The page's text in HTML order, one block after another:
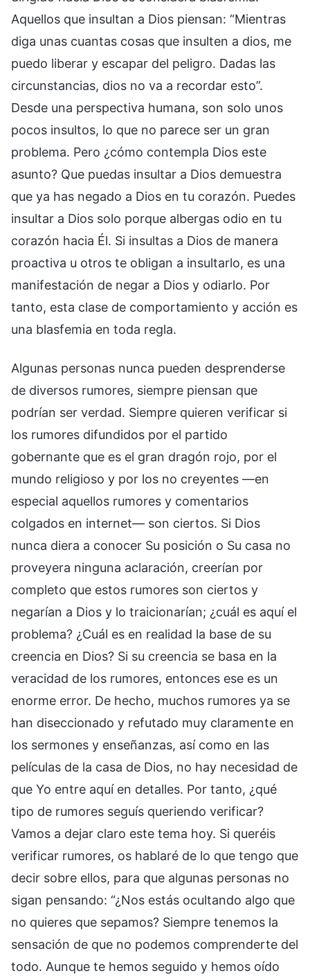
Algunas personas nunca pueden desprenderse
de diversos rumores, siempre piensan que
podrían ser verdad. Siempre quieren verificar si
los rumores difundidos por el partido
gobernante que es el gran dragón rojo, por el
mundo religioso y por los no creyentes —en
especial aquellos rumores y comentarios
colgados en internet— son ciertos. Si Dios
nunca diera a conocer Su posición o Su casa no
proveyera ninguna aclaración, creerían por
completo que estos rumores son ciertos y
negarían a Dios y lo traicionarían; ¿cuál es aquí el
problema? ¿Cuál es en realidad la base de su
creencia en Dios? Si su creencia se basa en la
veracidad de los rumores, entonces ese es un
enorme error. De hecho, muchos rumores ya se
han diseccionado y refutado muy claramente en
los sermones y enseñanzas, así como en las
películas de la casa de Dios, no hay necesidad de
que Yo entre aquí en detalles. Por tanto, ¿qué
tipo de rumores seguís queriendo verificar?
Vamos a dejar claro este tema hoy. Si queréis
verificar rumores, os hablaré de lo que tengo que
decir sobre ellos, para que algunas personas no
sigan pensando: “¿Nos estás ocultando algo que
no quieres que sepamos? Siempre tenemos la
sensación de que no podemos comprenderte del
todo. Aunque te hemos seguido y hemos oído